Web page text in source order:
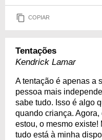
COPIAR
Tentações
Kendrick Lamar
A tentação é apenas a
pessoa mais
sabe tudo. Isso é algo
quando criança.
estou, o mesmo existe!
tudo está à minha